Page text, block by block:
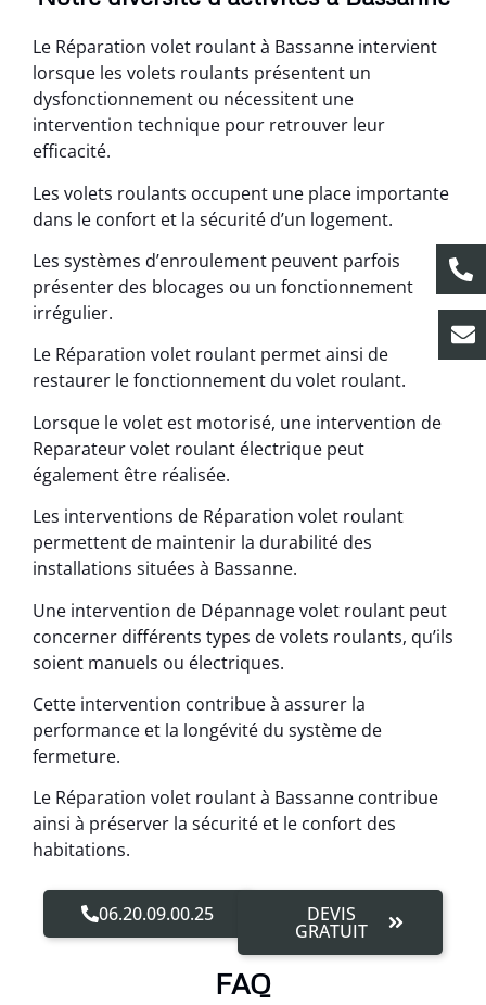
Le Réparation volet roulant à Bassanne intervient
lorsque les volets roulants présentent un
dysfonctionnement ou nécessitent une
intervention technique pour retrouver leur
efficacité.
Les volets roulants occupent une place importante
dans le confort et la sécurité d’un logement.
Les systèmes d’enroulement peuvent parfois
présenter des blocages ou un fonctionnement
irrégulier.
Le Réparation volet roulant permet ainsi de
restaurer le fonctionnement du volet roulant.
Lorsque le volet est motorisé, une intervention de
Reparateur volet roulant électrique peut
également être réalisée.
Les interventions de Réparation volet roulant
permettent de maintenir la durabilité des
installations situées à Bassanne.
Une intervention de Dépannage volet roulant peut
concerner différents types de volets roulants, qu’ils
soient manuels ou électriques.
Cette intervention contribue à assurer la
performance et la longévité du système de
fermeture.
Le Réparation volet roulant à Bassanne contribue
ainsi à préserver la sécurité et le confort des
habitations.
06.20.09.00.25 DEVIS
GRATUIT
FAQ